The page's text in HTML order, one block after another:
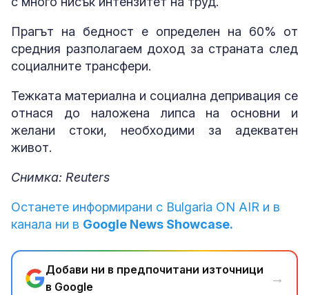
Прагът на бедност е определен на 60% от
средния разполагаем доход за страната след
социалните трансфери.
Тежката материална и социална депривация се
отнася до наложена липса на основни и
желани стоки, необходими за адекватен
живот.
Снимка: Reuters
Останете информирани с Bulgaria ON AIR и в
канала ни в Google News Showcase.
Добави ни в предпочитани източници
в Google
→